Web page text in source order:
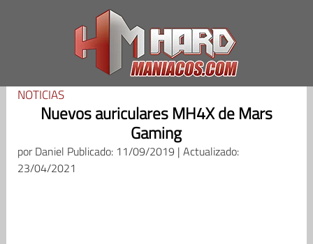
NOTICIAS
Nuevos auriculares MH4X de Mars
Gaming
porDaniel Publicado: 11/09/2019 | Actualizado:
23/04/2021